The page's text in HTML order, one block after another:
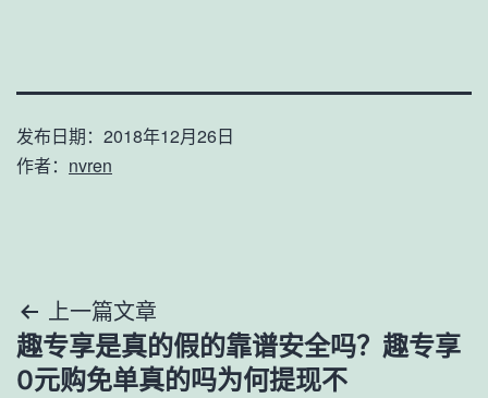
发布日期： 2018年12月26日
作者： nvren
文
章
上一篇文章
趣专享是真的假的靠谱安全吗？趣专享
0元购免单真的吗为何提现不